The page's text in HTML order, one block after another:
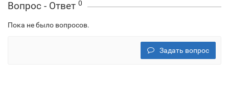
Вопрос - Ответ 0
Пока не было вопросов.
Задать вопрос